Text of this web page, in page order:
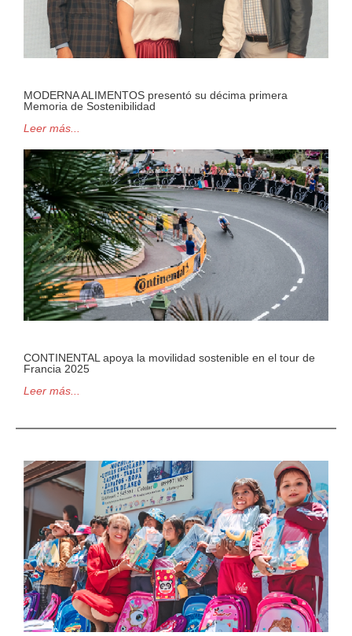
MODERNA ALIMENTOS presentó su décima primera
Memoria de Sostenibilidad
Leer más...
CONTINENTAL apoya la movilidad sostenible en el tour de
Francia 2025
Leer más...